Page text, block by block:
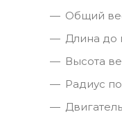
Общий
Длина до
Высота
Радиус